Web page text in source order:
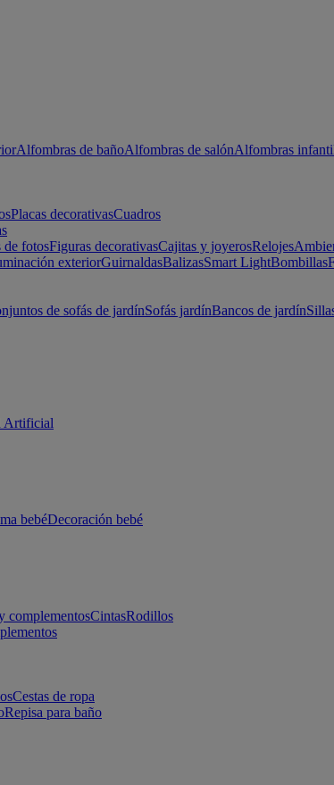
Alfombras de bañoAlfombras de salónAlfombras
Placas decorativasCuadros
de fotosFiguras decorativasCajitas y joyerosRelojes
exteriorGuirnaldasBalizasSmart LightBombillas
de sofás de jardínSofás jardínBancos de jardín
Artificial
bebéDecoración bebé
complementosCintasRodillos
Cestas de ropa
Repisa para baño